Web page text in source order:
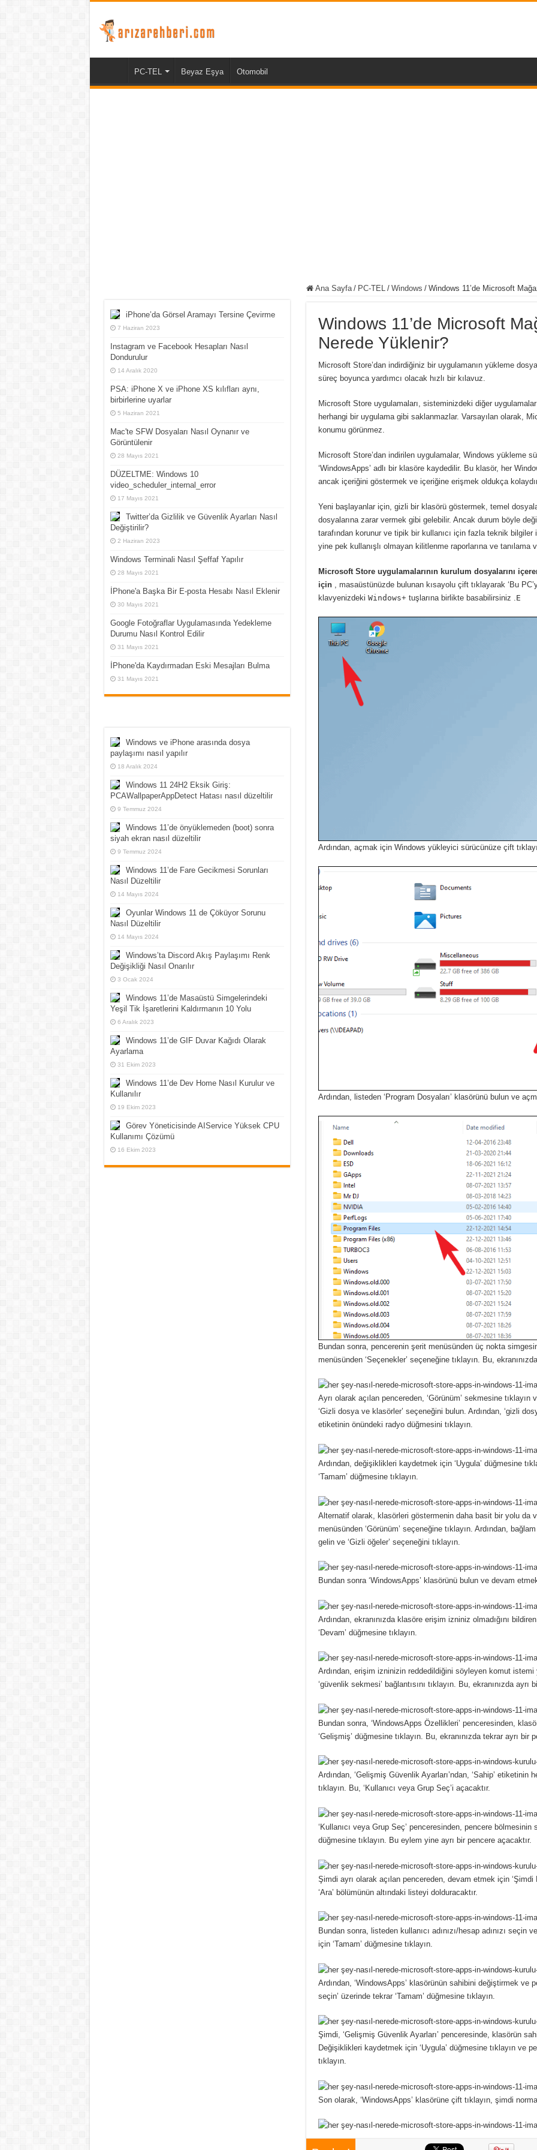
PC-TEL Beyaz Eşya Otomobil
Ana Sayfa / PC-TEL / Windows / Windows 11’de Microsoft
Windows 11’de Microsoft
Nerede Yüklenir?
Microsoft Store’dan indirdiğiniz bir uygulamanın yükleme
süreç boyunca yardımcı olacak hızlı bir kılavuz.
Microsoft Store uygulamaları, sisteminizdeki diğer
herhangi bir uygulama gibi saklanmazlar. Varsayılan olarak,
konumu görünmez.
Microsoft Store’dan indirilen uygulamalar, Windows yükleme
‘WindowsApps’ adlı bir klasöre kaydedilir. Bu klasör, her
ancak içeriğini göstermek ve içeriğine erişmek oldukça
Yeni başlayanlar için, gizli bir klasörü göstermek, temel
dosyalarına zarar vermek gibi gelebilir. Ancak durum böyle
tarafından korunur ve tipik bir kullanıcı için fazla teknik bilgiler
yine pek kullanışlı olmayan kilitlenme raporlarına ve tanılama
Microsoft Store uygulamalarının kurulum dosyalarını
için, masaüstünüzde bulunan kısayolu çift tıklayarak ‘Bu
klavyenizdeki Windows+ tuşlarına birlikte basabilirsiniz . E
Ardından, açmak için Windows yükleyici sürücünüze çift
Ardından, listeden ‘Program Dosyaları’ klasörünü bulun ve
Bundan sonra, pencerenin şerit menüsünden üç nokta
menüsünden ‘Seçenekler’ seçeneğine tıklayın.
Bu,
Ayrı olarak açılan pencereden, ‘Görünüm’ sekmesine tıklayın
‘Gizli dosya ve klasörler’ seçeneğini bulun. Ardından, ‘gizli
etiketinin önündeki radyo düğmesini tıklayın.
Ardından, değişiklikleri kaydetmek için ‘Uygula’ düğmesine
‘Tamam’ düğmesine tıklayın.
Alternatif olarak, klasörleri göstermenin daha basit bir yolu da
menüsünden ‘Görünüm’ seçeneğine tıklayın. Ardından,
gelin ve ‘Gizli öğeler’ seçeneğini tıklayın.
Bundan sonra ‘WindowsApps’ klasörünü bulun ve devam
Ardından, ekranınızda klasöre erişim izniniz olmadığını
‘Devam’ düğmesine tıklayın.
Ardından, erişim izninizin reddedildiğini söyleyen komut
‘güvenlik sekmesi’ bağlantısını tıklayın. Bu, ekranınızda ayrı
Bundan sonra, ‘WindowsApps Özellikleri’ penceresinden,
‘Gelişmiş’ düğmesine tıklayın.
Bu, ekranınızda tekrar ayrı bir
Ardından, ‘Gelişmiş Güvenlik Ayarları’ndan, ‘Sahip’ etiketinin
tıklayın. Bu, ‘Kullanıcı veya Grup Seç’i açacaktır.
‘Kullanıcı veya Grup Seç’ penceresinden, pencere bölmesinin
düğmesine tıklayın.
Bu eylem yine ayrı bir pencere açacaktır.
Şimdi ayrı olarak açılan pencereden, devam etmek için ‘Şimdi
‘Ara’ bölümünün altındaki listeyi dolduracaktır.
Bundan sonra, listeden kullanıcı adınızı/hesap adınızı seçin
için ‘Tamam’ düğmesine tıklayın.
Ardından, ‘WindowsApps’ klasörünün sahibini değiştirmek ve
seçin’ üzerinde tekrar ‘Tamam’ düğmesine tıklayın.
Şimdi, ‘Gelişmiş Güvenlik Ayarları’ penceresinde, klasörün
Değişiklikleri kaydetmek için ‘Uygula’ düğmesine tıklayın ve
tıklayın.
Son olarak, ‘WindowsApps’ klasörüne çift tıklayın, şimdi
iPhone’da Görsel Aramayı Tersine Çevirme
7 Haziran 2023
Instagram ve Facebook Hesapları Nasıl
Dondurulur
14 Aralık 2020
PSA: iPhone X ve iPhone XS kılıfları aynı,
birbirlerine uyarlar
5 Haziran 2021
Mac'te SFW Dosyaları Nasıl Oynanır ve
Görüntülenir
28 Mayıs 2021
DÜZELTME: Windows 10
video_scheduler_internal_error
17 Mayıs 2021
Twitter’da Gizlilik ve Güvenlik Ayarları Nasıl
Değiştirilir?
2 Haziran 2023
Windows Terminali Nasıl Şeffaf Yapılır
28 Mayıs 2021
İPhone'a Başka Bir E-posta Hesabı Nasıl Eklenir
30 Mayıs 2021
Google Fotoğraflar Uygulamasında Yedekleme
Durumu Nasıl Kontrol Edilir
31 Mayıs 2021
İPhone'da Kaydırmadan Eski Mesajları Bulma
31 Mayıs 2021
Windows ve iPhone arasında dosya
paylaşımı nasıl yapılır
18 Aralık 2024
Windows 11 24H2 Eksik Giriş:
PCAWallpaperAppDetect Hatası nasıl düzeltilir
9 Temmuz 2024
Windows 11’de önyüklemeden (boot) sonra
siyah ekran nasıl düzeltilir
9 Temmuz 2024
Windows 11’de Fare Gecikmesi Sorunları
Nasıl Düzeltilir
14 Mayıs 2024
Oyunlar Windows 11 de Çöküyor Sorunu
Nasıl Düzeltilir
14 Mayıs 2024
Windows’ta Discord Akış Paylaşımı Renk
Değişikliği Nasıl Onarılır
3 Ocak 2024
Windows 11’de Masaüstü Simgelerindeki
Yeşil Tik İşaretlerini Kaldırmanın 10 Yolu
6 Aralık 2023
Windows 11’de GIF Duvar Kağıdı Olarak
Ayarlama
31 Ekim 2023
Windows 11’de Dev Home Nasıl Kurulur ve
Kullanılır
19 Ekim 2023
Görev Yöneticisinde AIService Yüksek CPU
Kullanımı Çözümü
16 Ekim 2023